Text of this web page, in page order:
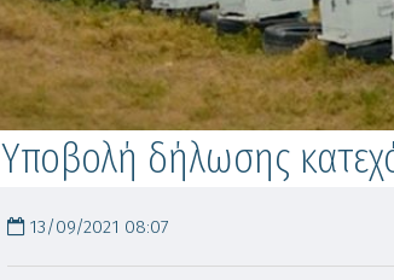
Υποβολή δήλωσης
13/09/2021 08:07